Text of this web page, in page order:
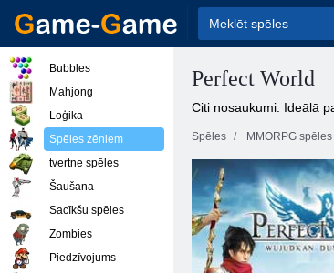
Perfect World
Citi nosaukumi: Ideālā
Spēles MMORPG
Bubbles
Mahjong
Loģika
Spēles zēniem
tvertne spēles
Šaušana
Sacīkšu spēles
Zombies
Piedzīvojums